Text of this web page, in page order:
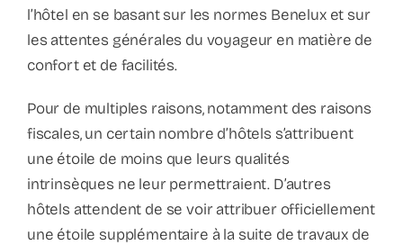
l’hôtel en se basant sur les normes Benelux et sur
les attentes générales du voyageur en matière de
confort et de facilités.
Pour de multiples raisons, notamment des raisons
fiscales, un certain nombre d’hôtels s’attribuent
une étoile de moins que leurs qualités
intrinsèques ne leur permettraient. D’autres
hôtels attendent de se voir attribuer officiellement
une étoile supplémentaire à la suite de travaux de